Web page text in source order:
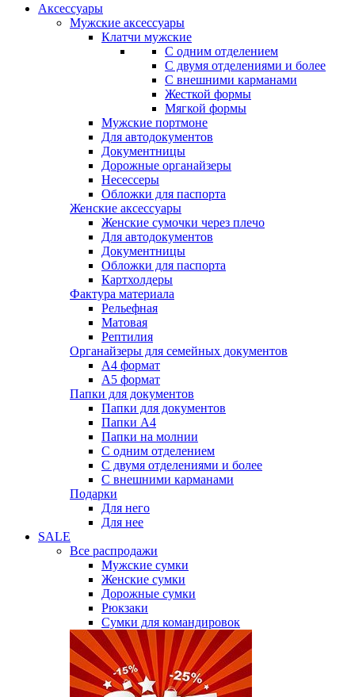
Аксессуары
Мужские аксессуары
Клатчи мужские
С одним отделением
С двумя отделениями и более
С внешними карманами
Жесткой формы
Мягкой формы
Мужские портмоне
Для автодокументов
Документницы
Дорожные органайзеры
Несессеры
Обложки для паспорта
Женские аксессуары
Женские сумочки через плечо
Для автодокументов
Документницы
Обложки для паспорта
Картхолдеры
Фактура материала
Рельефная
Матовая
Рептилия
Органайзеры для семейных документов
А4 формат
А5 формат
Папки для документов
Папки для документов
Папки А4
Папки на молнии
С одним отделением
С двумя отделениями и более
С внешними карманами
Подарки
Для него
Для нее
SALE
Все распродажи
Мужские сумки
Женские сумки
Дорожные сумки
Рюкзаки
Сумки для командировок